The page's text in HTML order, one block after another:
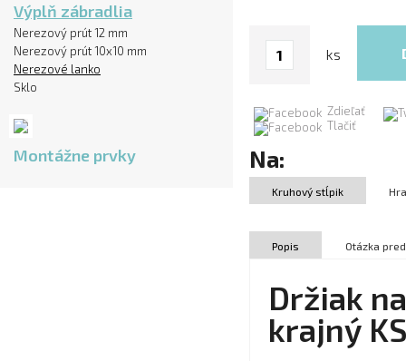
ks
Zdieľať
Tlačiť
Na:
Kruhový stĺpik
Popis Otázka
Držiak
krajný
Výplň zábradlia
Nerezový prút 12 mm
Nerezový prút 10x10 mm
Nerezové lanko
Sklo
Montážne prvky